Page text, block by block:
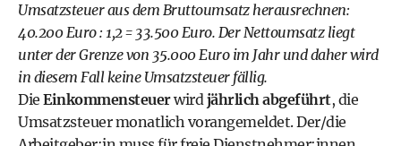
Umsatzsteuer aus dem Bruttoumsatz herausrechnen:
40.200 Euro : 1,2 = 33.500 Euro. Der Nettoumsatz liegt
unter der Grenze von 35.000 Euro im Jahr und daher wird
in diesem Fall keine Umsatzsteuer fällig.
Die Einkommensteuerwirdjährlich abgeführt, die
Umsatzsteuer monatlich vorangemeldet. Der/die